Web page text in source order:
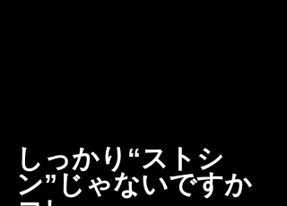
しっかり“ストシ
ン”じゃないですか